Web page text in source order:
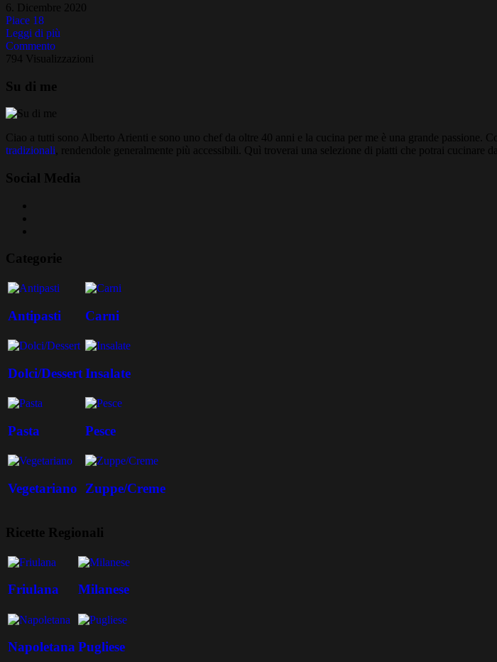
6. Dicembre 2020
Piace 18
Leggi di più
Commento
794 Visualizzazioni
Su di me
Ciao a tutti sono Alberto Arienti e sono uno chef da oltre 40 anni e la cucina per me è una grande passione.
tradizionali , rendendole generalmente più accessibili. Quì troverai una selezione di piatti che potrai cucinare
Social Media
Categorie
Antipasti Carni
Dolci/DessertInsalate
Pasta Pesce
Vegetariano Zuppe/Creme
Ricette Regionali
Friulana Milanese
NapoletanaPugliese